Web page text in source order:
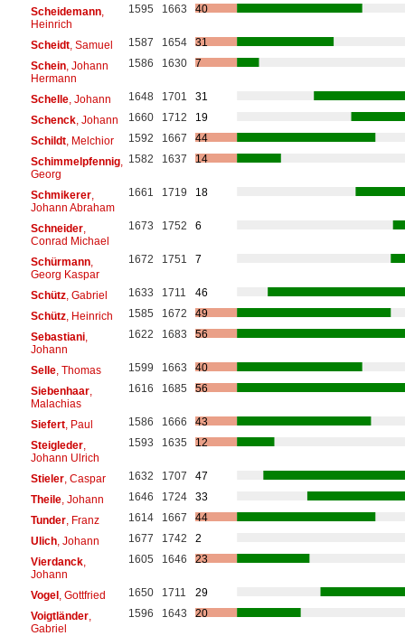
Scheidemann,
Heinrich
1595 1663 40
Scheidt, Samuel 1587 1654
31
Schein, Johann
Hermann
1586 1630 7
Schelle, Johann 1648 1701
31
Schenck, Johann 1660 1712
19
Schildt, Melchior 1592 1667
44
Schimmelpfennig,
Georg
1582 1637 14
Schmikerer,
Johann Abraham
1661 1719 18
Schneider,
Conrad Michael
1673 1752 6
Schürmann,
Georg Kaspar
1672 1751 7
Schütz, Gabriel 1633 1711
46
Schütz, Heinrich 1585 1672
49
Sebastiani,
Johann
1622 1683 56
Selle, Thomas 1599 1663
40
Siebenhaar,
Malachias
1616 1685 56
Siefert, Paul 1586 1666
43
Steigleder,
Johann Ulrich
1593 1635 12
Stieler, Caspar 1632 1707
47
Theile, Johann 1646 1724
33
Tunder, Franz 1614 1667
44
Ulich, Johann 1677 1742
2
Vierdanck,
Johann
1605 1646 23
Vogel, Gottfried 1650 1711
29
Voigtländer,
Gabriel
1596 1643 20